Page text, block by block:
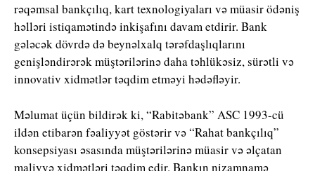
rəqəmsal bankçılıq, kart texnologiyaları və müasir ödəniş
həlləri istiqamətində inkişafını davam etdirir. Bank
gələcək dövrdə də beynəlxalq tərəfdaşlıqlarını
genişləndirərək müştərilərinə daha təhlükəsiz, sürətli və
innovativ xidmətlər təqdim etməyi hədəfləyir.
Məlumat üçün bildirək ki, “Rabitəbank” ASC 1993-cü
ildən etibarən fəaliyyət göstərir və “Rahat bankçılıq”
konsepsiyası əsasında müştərilərinə müasir və əlçatan
maliyyə xidmətləri təqdim edir. Bankın nizamnamə